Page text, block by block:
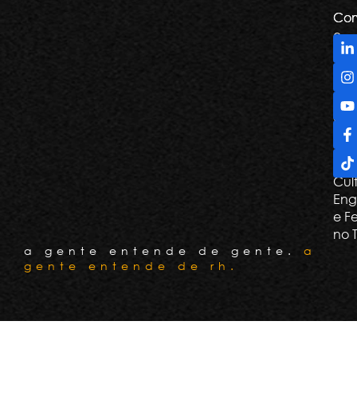
e
e
e
no
a gente entende de gente. a
gente entende de rh.